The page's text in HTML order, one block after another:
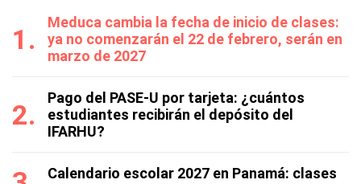
Meduca cambia la fecha de inicio de clases:
ya no comenzarán el 22 de febrero, serán en
marzo de 2027
Pago del PASE-U por tarjeta: ¿cuántos
estudiantes recibirán el depósito del
IFARHU?
Calendario escolar 2027 en Panamá: clases